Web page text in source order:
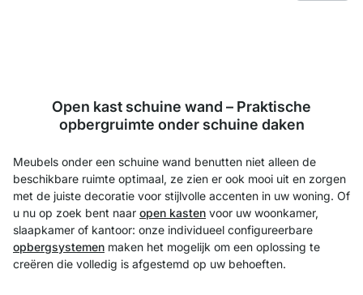
Open kast schuine wand – Praktische
opbergruimte onder schuine daken
Meubels onder een schuine wand benutten niet alleen de
beschikbare ruimte optimaal, ze zien er ook mooi uit en zorgen
met de juiste decoratie voor stijlvolle accenten in uw woning. Of
u nu op zoek bent naar open kasten voor uw woonkamer,
slaapkamer of kantoor: onze individueel configureerbare
opbergsystemen maken het mogelijk om een oplossing te
creëren die volledig is afgestemd op uw behoeften.